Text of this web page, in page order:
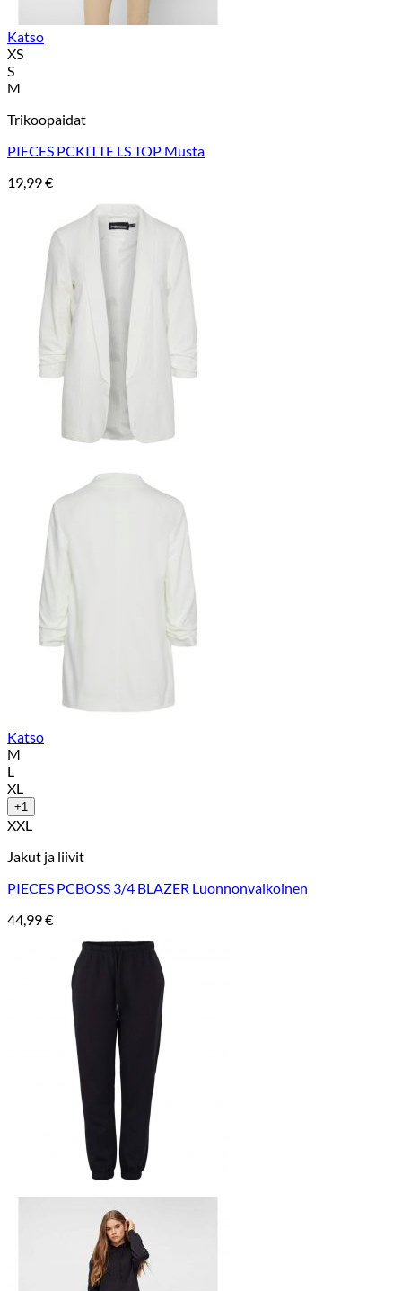
Katso
XS
S
M
Trikoopaidat
PIECES PCKITTE LS TOP Musta
19,99€
Katso
M
L
XL
+1
XXL
Jakut ja liivit
PIECES PCBOSS 3/4 BLAZER Luonnonvalkoinen
44,99€